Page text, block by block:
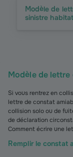
Modèle de
sinistre
Modèle de
Si vous rentrez en
lettre de constat
collision solo ou de
de déclaration
Comment écrire une
Remplir le constat